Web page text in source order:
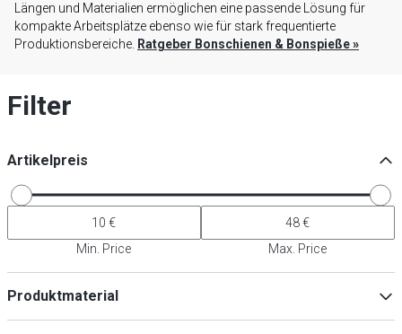
Längen und Materialien ermöglichen eine passende Lösung für
kompakte Arbeitsplätze ebenso wie für stark frequentierte
Produktionsbereiche. Ratgeber Bonschienen & Bonspieße»
Filter
Artikelpreis
Min. Price Max. Price
Produktmaterial